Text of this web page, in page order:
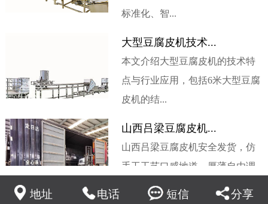
标准化、智...
大型豆腐皮机技术...
本文介绍大型豆腐皮机的技术特
点与行业应用，包括6米大型豆腐
皮机的结...
山西吕梁豆腐皮机...
山西吕梁豆腐皮机安全发货，仿
手工工艺口感地道，厚薄自由调
节，节能省...
地址 电话 短信 分享